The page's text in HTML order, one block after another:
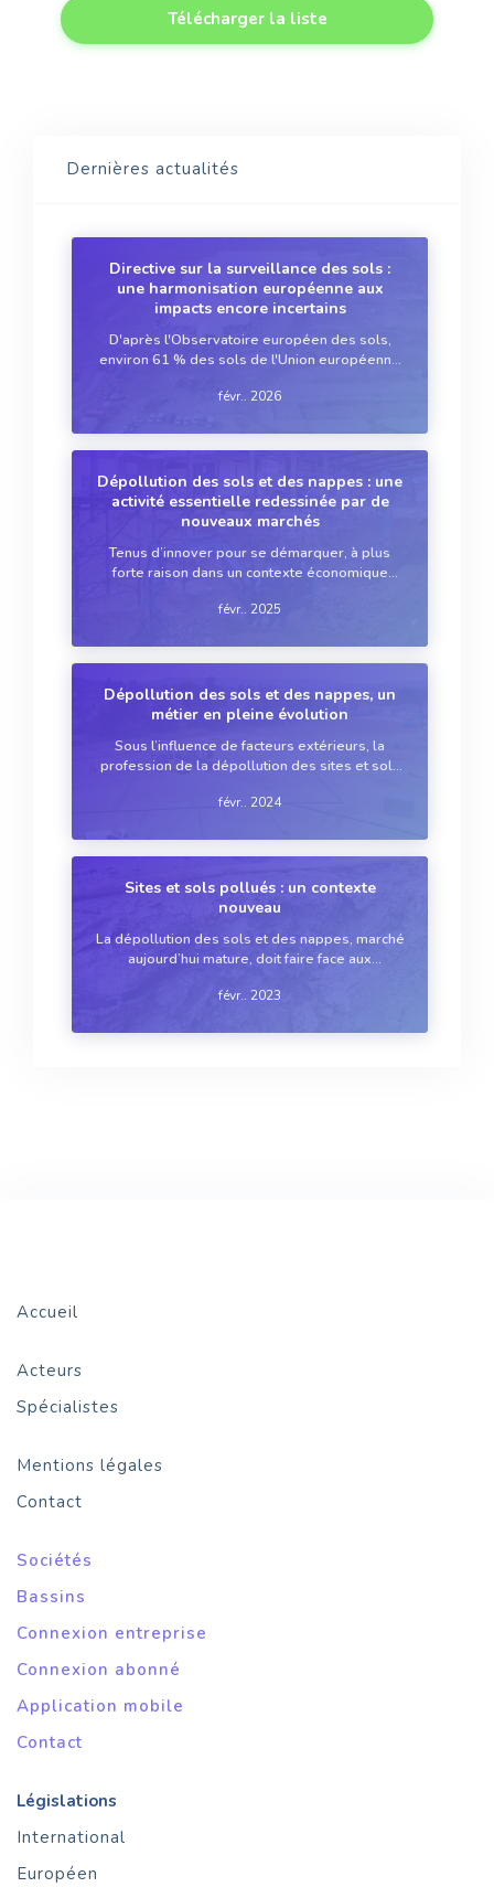
Télécharger la liste
Dernières actualités
Directive sur la surveillance des sols :
une harmonisation européenne aux
impacts encore incertains
D'après l'Observatoire européen des sols,
environ 61 % des sols de l'Union européenne
s'avère pourtant en réalité être une sous-
faute de données ...
févr.. 2026
Dépollution des sols et des nappes : une
activité essentielle redessinée par de
nouveaux marchés
Tenus d’innover pour se démarquer, à plus
forte raison dans un contexte économique
sites et sols contaminés continuent leurs
polluants et à de nouveaux t...
févr.. 2025
Dépollution des sols et des nappes, un
métier en pleine évolution
Sous l’influence de facteurs extérieurs, la
profession de la dépollution des sites et sols
problématiques, nouvelles techniques, «?
est à reconsidérer.
févr.. 2024
Sites et sols pollués : un contexte
nouveau
La dépollution des sols et des nappes, marché
aujourd’hui mature, doit faire face aux
des changements propres au métier. Tous les
févr.. 2023
Accueil
Acteurs
Spécialistes
Mentions légales
Contact
Sociétés
Bassins
Connexion entreprise
Connexion abonné
Application mobile
Contact
Législations
International
Européen